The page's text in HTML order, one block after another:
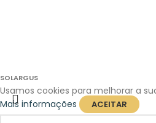
SOLARGUS
Usamos cookies para melhorar a
Mais informações
ACEITAR